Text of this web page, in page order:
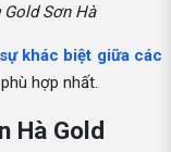
Sơn Hà
sự khác biệt giữa các
hợp nhất.
Hà Gold